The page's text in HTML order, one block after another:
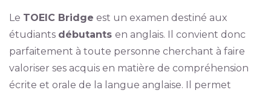
Le TOEIC Bridge est un examen destiné aux
étudiants débutants en anglais. Il convient donc
parfaitement à toute personne cherchant à faire
valoriser ses acquis en matière de compréhension
écrite et orale de la langue anglaise. Il permet